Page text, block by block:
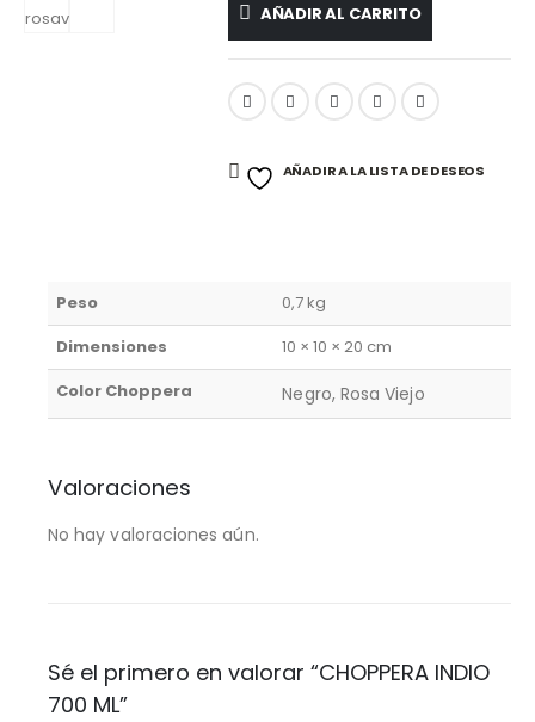
AÑADIR AL CARRITO
AÑADIR A LA LISTA DE DESEOS
Peso
0,7 kg
Dimensiones
10 × 10 × 20 cm
Color Choppera
Negro, Rosa Viejo
Valoraciones
No hay valoraciones aún.
Sé el primero en valorar “CHOPPERA INDIO
700 ML”